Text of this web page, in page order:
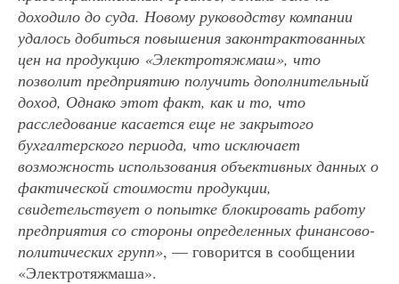
доходило до суда. Новому руководству компании
удалось добиться повышения законтрактованных
цен на продукцию «Электротяжмаш», что
позволит предприятию получить дополнительный
доход, Однако этот факт, как и то, что
расследование касается еще не закрытого
бухгалтерского периода, что исключает
возможность использования объективных данных о
фактической стоимости продукции,
свидетельствует о попытке блокировать работу
предприятия со стороны определенных финансово-
политических групп», — говорится в сообщении
«Электротяжмаша».